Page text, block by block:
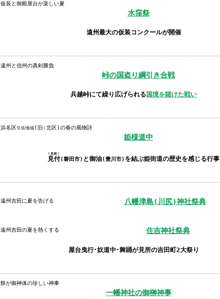
仮装と御殿屋台が楽しい夏
水窪祭
遠州最大の仮装コンクールが開催
遠州と信州の真剣勝負
峠の国盗り綱引き合戦
兵越峠にて繰り広げられる 国境を賭けた戦い
浜名区引佐地域 ( 旧 : 北区)の春の風物詩
姫様道中
見付
( 見附 )
(磐田市) と御油(豊川市) を結ぶ姫街道の歴史を感じる行事
遠州吉田に夏を告げる 八幡津島(川尻)神社祭典
遠州吉田の夏を熱くする 住吉神社祭典
屋台曳行･奴道中･舞踊が見所の吉田町2大祭り
餅が御神体の珍しい神事
一幡神社の御榊神事